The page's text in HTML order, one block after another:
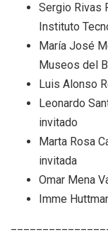
Sergio Rivas
Instituto
María José
Museos del
Luis Alonso
Leonardo
invitado
Marta Rosa
invitada
Omar Mena
Imme